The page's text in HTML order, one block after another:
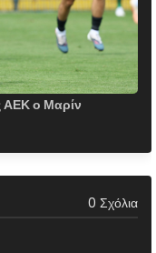
ΑΕΚ ο Μαρίν
0 Σχόλια